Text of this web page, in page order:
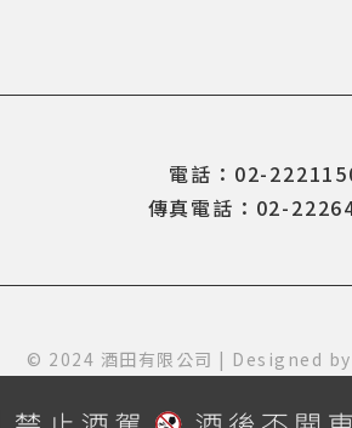
電話：02-
傳真電話：02-
© 2024 酒田有限公司 | Designed by